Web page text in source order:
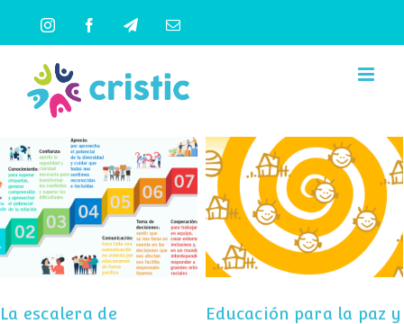
contenido
InstagramFacebookTelegramCorreo
La escalera de
provención
La escalera de
Educación para la paz
y la convivencia
Educación para la paz y